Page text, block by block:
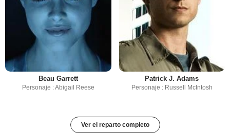
Beau Garrett
Personaje : Abigail Reese
Patrick J. Adams
Personaje : Russell McIntosh
Ver el reparto completo